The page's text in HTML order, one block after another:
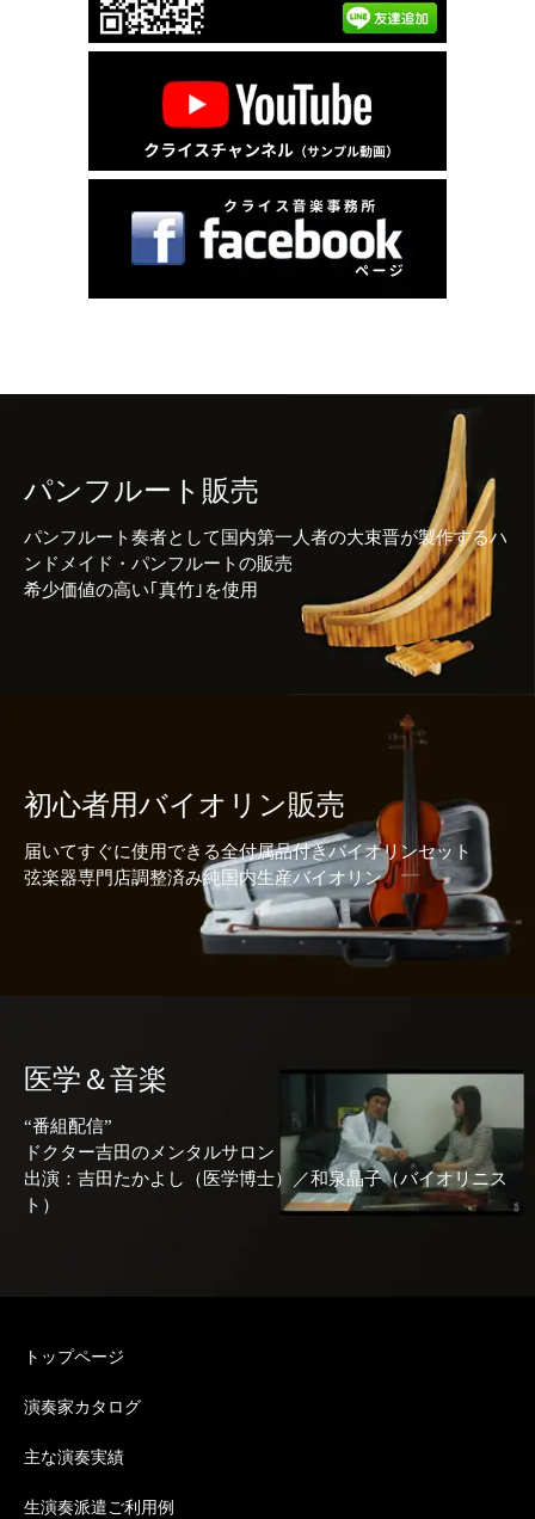
パンフルート販売
パンフルート奏者として国内第一人者の大束晋が製作するハ
ンドメイド・パンフルートの販売
希少価値の高い｢真竹｣を使用
初心者用バイオリン販売
届いてすぐに使用できる全付属品付きバイオリンセット
弦楽器専門店調整済み純国内生産バイオリン
医学＆音楽
“番組配信”
ドクター吉田のメンタルサロン
出演：吉田たかよし（医学博士）／和泉晶子（バイオリニス
ト）
トップページ
演奏家カタログ
主な演奏実績
生演奏派遣ご利用例